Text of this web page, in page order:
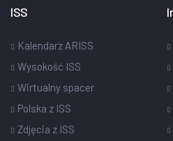
ISS
Kalendarz ARISS
Wysokość ISS
Wirtualny spacer
Polska z ISS
Zdjęcia z ISS